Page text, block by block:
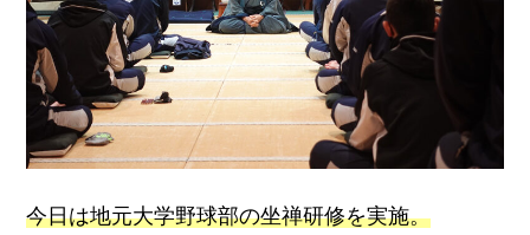
今日は地元大学野球部の坐禅研修を実施。